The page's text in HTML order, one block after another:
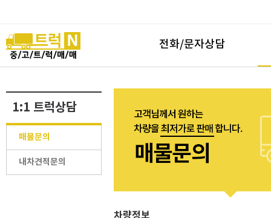
전화/문자상담
1:1 트럭상담
매물문의
내차견적문의
차량정보